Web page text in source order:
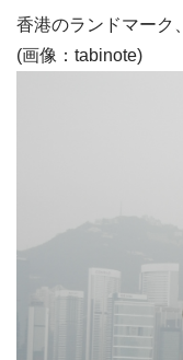
香港のランドマーク
(画像：tabinote)